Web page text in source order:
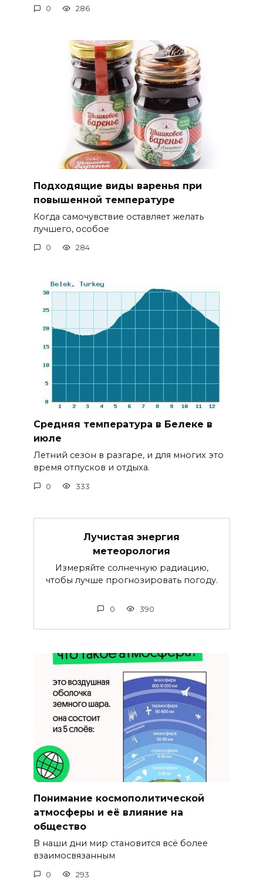
0 286
Подходящие виды варенья при
повышенной температуре
Когда самочувствие оставляет желать
лучшего, особое
0 284
Средняя температура в Белеке в
июле
Летний сезон в разгаре, и для многих это
время отпусков и отдыха.
0 333
Лучистая энергия
метеорология
Измеряйте солнечную радиацию,
чтобы лучше прогнозировать погоду.
0 390
Понимание космополитической
атмосферы и её влияние на
общество
В наши дни мир становится всё более
взаимосвязанным
0 293